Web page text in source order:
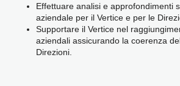
Effettuare analisi e approfondimenti
aziendale per il Vertice e per le
Supportare il Vertice nel
aziendali assicurando la coerenza
Direzioni.